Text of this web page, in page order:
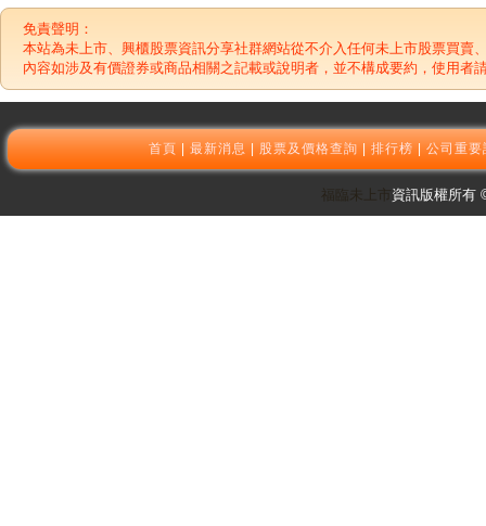
免責聲明：
本站為未上市、興櫃股票資訊分享社群網站從不介入任何未上市股票買賣
內容如涉及有價證券或商品相關之記載或說明者，並不構成要約，使用者
首頁|最新消息|股票及價格查詢|排行榜|公司重要
福臨未上市 資訊版權所有